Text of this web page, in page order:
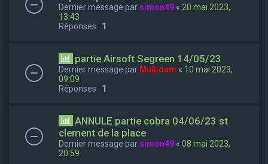
Dernier message par simon49 « 20 mai 2023,
13:43
Réponses : 1
partie Airsoft Segreen 14/05/23
Dernier message par Multidam « 10 mai 2023,
09:09
Réponses : 1
ANNULE partie cobra 04/06/23 st
clement de la place
Dernier message par simon49 « 08 mai 2023,
20:59